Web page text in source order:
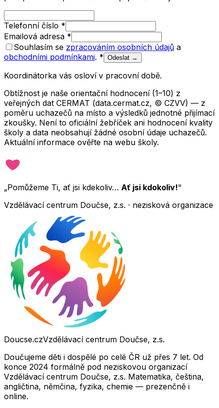
Telefonní číslo *
Emailová adresa *
Souhlasím se zpracováním osobních údajů a
obchodními podmínkami. * Odeslat →
Koordinátorka vás osloví v pracovní době.
Obtížnost je naše orientační hodnocení (1–10) z
veřejných dat CERMAT (data.cermat.cz, © CZVV) — z
poměru uchazečů na místo a výsledků jednotné přijímací
zkoušky. Není to oficiální žebříček ani hodnocení kvality
školy a data neobsahují žádné osobní údaje uchazečů.
Aktuální informace ověřte na webu školy.
„Pomůžeme Ti, ať jsi kdekoliv… Ať jsi kdokoliv!"
Vzdělávací centrum Doučse, z.s. · nezisková organizace
Doucse.czVzdělávací centrum Doučse, z.s.
Doučujeme děti i dospělé po celé ČR už přes 7 let. Od
konce 2024 formálně pod neziskovou organizací
Vzdělávací centrum Doučse, z.s. Matematika, čeština,
angličtina, němčina, fyzika, chemie — prezenčně i
online.